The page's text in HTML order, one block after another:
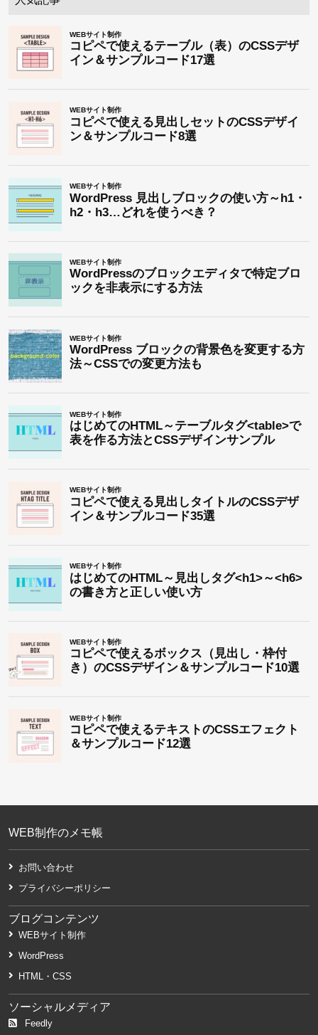
WEB制作のメモ帳
お問い合わせ
プライバシーポリシー
ブログコンテンツ
WEBサイト制作
WordPress
HTML・CSS
ソーシャルメディア
Feedly